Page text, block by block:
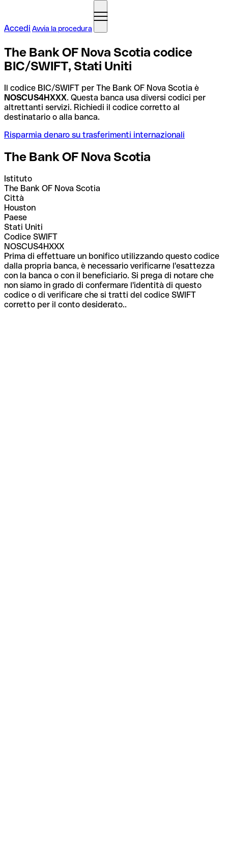
Accedi Avvia la procedura
The Bank OF Nova Scotia codice
BIC/SWIFT, Stati Uniti
Il codice BIC/SWIFT per The Bank OF Nova Scotia è
NOSCUS4HXXX. Questa banca usa diversi codici per
altrettanti servizi. Richiedi il codice corretto al
destinatario o alla banca.
Risparmia denaro su trasferimenti internazionali
The Bank OF Nova Scotia
Istituto
The Bank OF Nova Scotia
Città
Houston
Paese
Stati Uniti
Codice SWIFT
NOSCUS4HXXX
Prima di effettuare un bonifico utilizzando questo codice
dalla propria banca, è necessario verificarne l'esattezza
con la banca o con il beneficiario. Si prega di notare che
non siamo in grado di confermare l'identità di questo
codice o di verificare che si tratti del codice SWIFT
corretto per il conto desiderato..